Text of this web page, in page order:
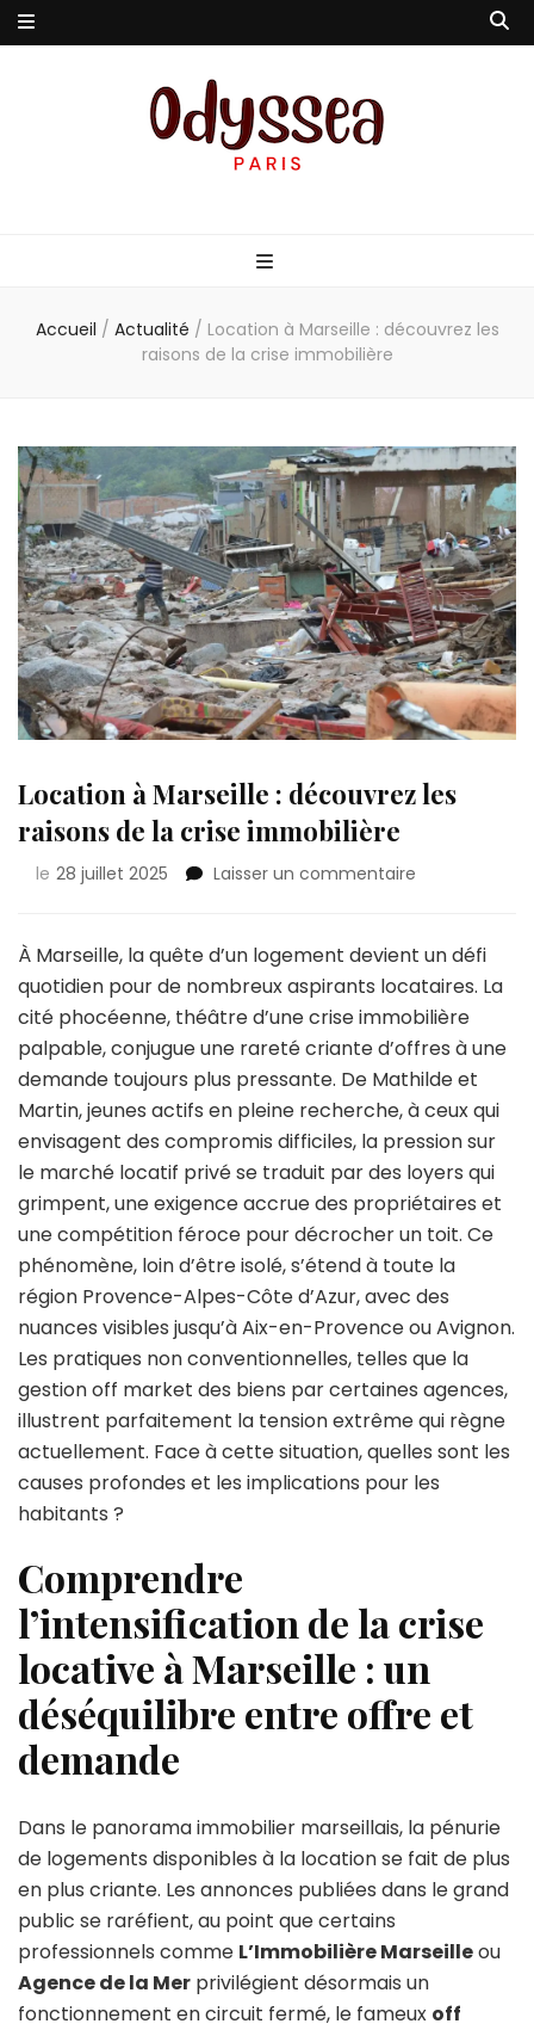
Accueil / Actualité / Location à Marseille : découvrez les
raisons de la crise immobilière
Location à Marseille : découvrez les
raisons de la crise immobilière
le 28 juillet 2025 Laisser un commentaire
Marseille
découvrez
les
raisons
de
crise
immobilière
À Marseille, la quête d’un logement devient un défi
quotidien pour de nombreux aspirants locataires. La
cité phocéenne, théâtre d’une crise immobilière
palpable, conjugue une rareté criante d’offres à une
demande toujours plus pressante. De Mathilde et
Martin, jeunes actifs en pleine recherche, à ceux qui
envisagent des compromis difficiles, la pression sur
le marché locatif privé se traduit par des loyers qui
grimpent, une exigence accrue des propriétaires et
une compétition féroce pour décrocher un toit. Ce
phénomène, loin d’être isolé, s’étend à toute la
région Provence-Alpes-Côte d’Azur, avec des
nuances visibles jusqu’à Aix-en-Provence ou Avignon.
Les pratiques non conventionnelles, telles que la
gestion off market des biens par certaines agences,
illustrent parfaitement la tension extrême qui règne
actuellement. Face à cette situation, quelles sont les
causes profondes et les implications pour les
habitants ?
Comprendre
l’intensification de la crise
locative à Marseille : un
déséquilibre entre offre et
demande
Dans le panorama immobilier marseillais, la pénurie
de logements disponibles à la location se fait de plus
en plus criante. Les annonces publiées dans le grand
public se raréfient, au point que certains
professionnels comme L’Immobilière Marseilleou
Agence de la Mer privilégient désormais un
fonctionnement en circuit fermé, le fameux off